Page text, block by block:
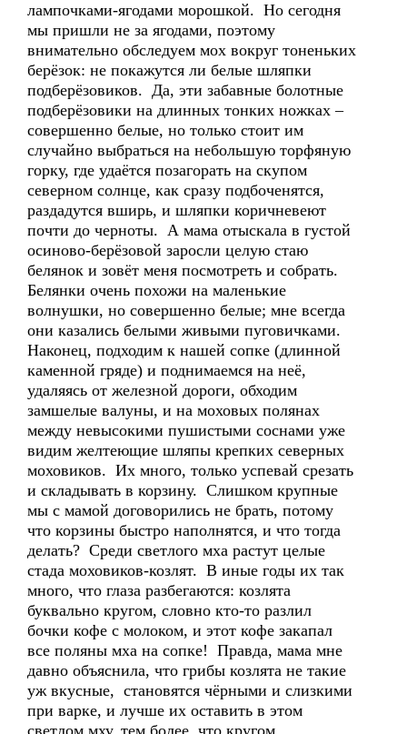
лампочками-ягодами морошкой. Но сегодня
мы пришли не за ягодами, поэтому
внимательно обследуем мох вокруг тоненьких
берёзок: не покажутся ли белые шляпки
подберёзовиков. Да, эти забавные болотные
подберёзовики на длинных тонких ножках –
совершенно белые, но только стоит им
случайно выбраться на небольшую торфяную
горку, где удаётся позагорать на скупом
северном солнце, как сразу подбоченятся,
раздадутся вширь, и шляпки коричневеют
почти до черноты. А мама отыскала в густой
осиново-берёзовой заросли целую стаю
белянок и зовёт меня посмотреть и собрать.
Белянки очень похожи на маленькие
волнушки, но совершенно белые; мне всегда
они казались белыми живыми пуговичками.
Наконец, подходим к нашей сопке (длинной
каменной гряде) и поднимаемся на неё,
удаляясь от железной дороги, обходим
замшелые валуны, и на моховых полянах
между невысокими пушистыми соснами уже
видим желтеющие шляпы крепких северных
моховиков. Их много, только успевай срезать
и складывать в корзину. Слишком крупные
мы с мамой договорились не брать, потому
что корзины быстро наполнятся, и что тогда
делать? Среди светлого мха растут целые
стада моховиков-козлят. В иные годы их так
много, что глаза разбегаются: козлята
буквально кругом, словно кто-то разлил
бочки кофе с молоком, и этот кофе закапал
все поляны мха на сопке! Правда, мама мне
давно объяснила, что грибы козлята не такие
уж вкусные, становятся чёрными и слизкими
при варке, и лучше их оставить в этом
светлом мху, тем более, что кругом